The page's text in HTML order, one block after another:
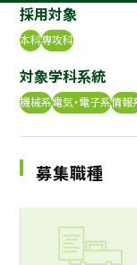
高専プラス
めもらす
採用対象
本科専攻科
対象学科系統
機械系電気・電子系情報
募集職種